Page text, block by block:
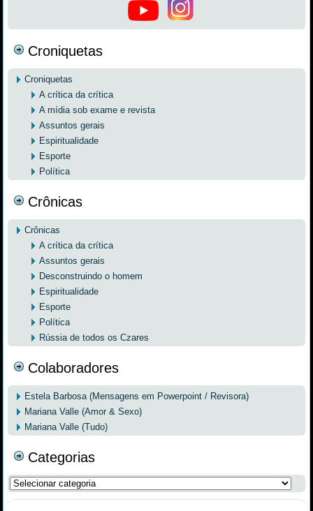
Croniquetas
Croniquetas
A crítica da crítica
A mídia sob exame e revista
Assuntos gerais
Espiritualidade
Esporte
Política
Crônicas
Crônicas
A crítica da crítica
Assuntos gerais
Desconstruindo o homem
Espiritualidade
Esporte
Política
Rússia de todos os Czares
Colaboradores
Estela Barbosa (Mensagens em Powerpoint / Revisora)
Mariana Valle (Amor & Sexo)
Mariana Valle (Tudo)
Categorias
Categorias